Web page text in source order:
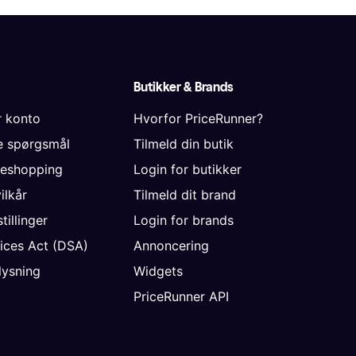
konto
spørgsmål
Act (DSA)
Butikker & Brands
Hvorfor PriceRunner?
Tilmeld din butik
Login for butikker
Tilmeld dit brand
Login for brands
Annoncering
Widgets
PriceRunner API